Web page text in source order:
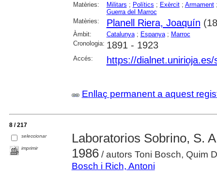
Matèries: Militars ; Polítics ; Exèrcit; Armament
Guerra del Marroc
Matèries:
Planell Riera, Joaquín
Àmbit: Catalunya; Espanya; Marroc
Cronologia: 1891 - 1923
Accés: https://
Enllaç permanent a aquest
8 / 217
seleccionar
imprimir
Laboratorios Sobrino, S.
1986/ autors Toni Bosch, Quim
Bosch i Rich, Antoni